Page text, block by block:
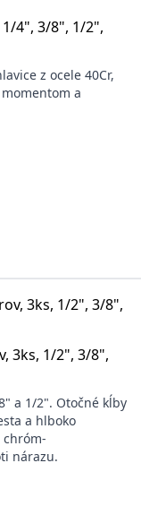
4", 3/8", 1/2",
z ocele 40Cr,
a
3ks, 1/2", 3/8",
a 1/2". Otočné kĺby
a hlboko
chróm-
nárazu.